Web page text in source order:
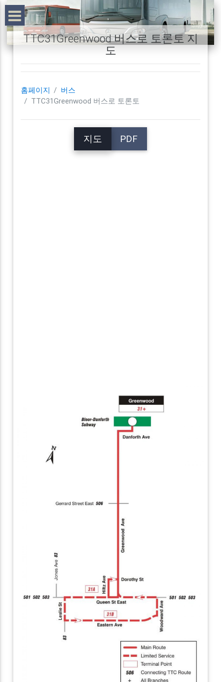
TTC31Greenwood 버스로 토론토 지
도
홈페이지
버스
TTC31Greenwood 버스로 토론토
지도 PDF